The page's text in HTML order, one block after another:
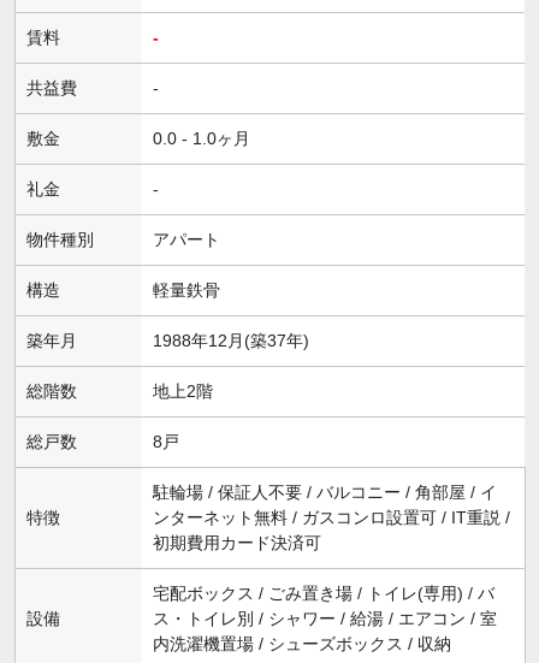
賃料 -
共益費 -
敷金 0.0 - 1.0ヶ月
礼金 -
物件種別 アパート
構造 軽量鉄骨
築年月 1988年12月(築37年)
総階数 地上2階
総戸数 8戸
特徴
駐輪場 / 保証人不要 / バルコニー / 角部屋 / イ
ンターネット無料 / ガスコンロ設置可 / IT重説 /
初期費用カード決済可
設備
宅配ボックス / ごみ置き場 / トイレ(専用) / バ
ス・トイレ別 / シャワー / 給湯 / エアコン / 室
内洗濯機置場 / シューズボックス / 収納